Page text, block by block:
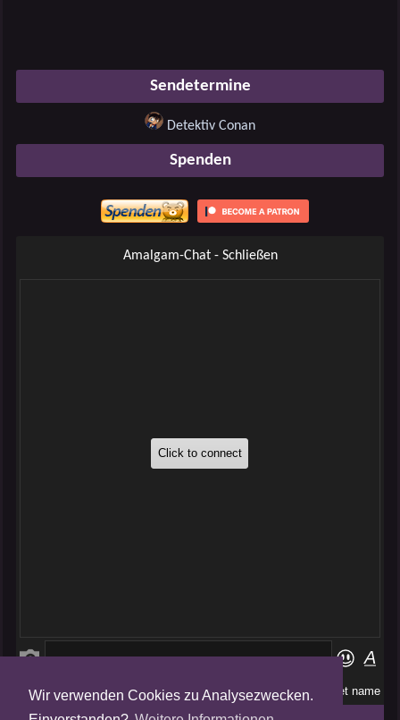
Wir verwenden Cookies zu Analysezwecken.
Sendetermine
Detektiv Conan
Spenden
Amalgam-Chat - Schließen